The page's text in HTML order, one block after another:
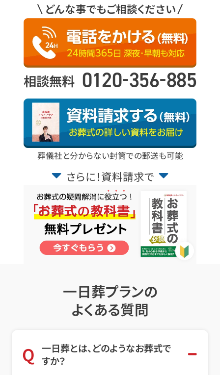
どんな事でもご相談ください
相談無料 0120-356-885
葬儀社と分からない封筒での郵送も可能
さらに！資料請求で
一日葬プランの
よくある質問
Q 一日葬とは、どのようなお葬式で
すか？